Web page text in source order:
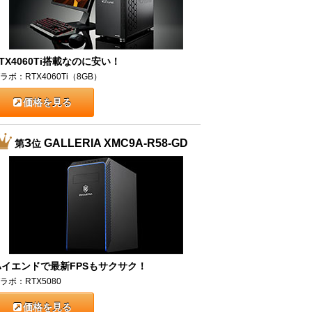
搭載なのに安い！
ボ：RTX4060Ti（8GB）
価格を見る
第3位GALLERIA XMC9A-R58-GD
エンドで最新FPSもサクサク！
ボ：RTX5080
価格を見る